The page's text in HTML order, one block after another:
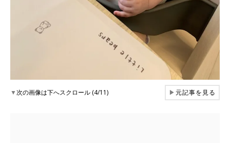
▼次の画像は下へスクロール (4/11) ▶元記事を見る